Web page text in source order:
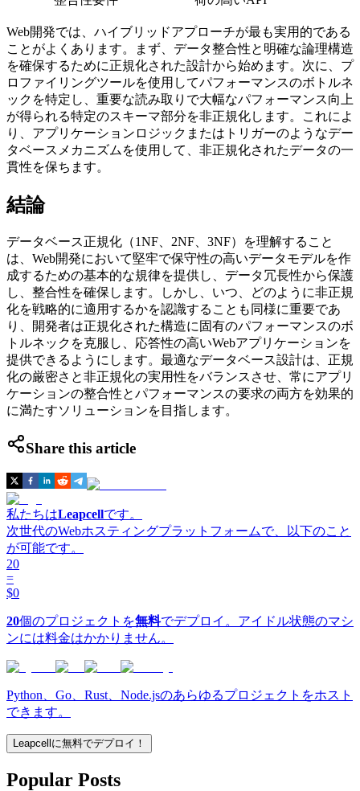
Web開発では、ハイブリッドアプローチが最も実用的である
ことがよくあります。まず、データ整合性と明確な論理構造
を確保するために正規化された設計から始めます。次に、プ
ロファイリングツールを使用してパフォーマンスのボトルネ
ックを特定し、重要な読み取りで大幅なパフォーマンス向上
が得られる特定のスキーマ部分を非正規化します。これによ
り、アプリケーションロジックまたはトリガーのようなデー
タベースメカニズムを使用して、非正規化されたデータの一
貫性を保ちます。
結論
データベース正規化（1NF、2NF、3NF）を理解すること
は、Web開発において堅牢で保守性の高いデータモデルを作
成するための基本的な規律を提供し、データ冗長性から保護
し、整合性を確保します。しかし、いつ、どのように非正規
化を戦略的に適用するかを認識することも同様に重要であ
り、開発者は正規化された構造に固有のパフォーマンスのボ
トルネックを克服し、応答性の高いWebアプリケーションを
提供できるようにします。最適なデータベース設計は、正規
化の厳密さと非正規化の実用性をバランスさせ、常にアプリ
ケーションの整合性とパフォーマンスの要求の両方を効果的
に満たすソリューションを目指します。
Share this article
私たちはLeapcellです。
次世代のWebホスティングプラットフォームで、以下のこと
が可能です。
20
=
$0
20個のプロジェクトを無料でデプロイ。アイドル状態のマシ
ンには料金はかかりません。
Python、Go、Rust、Node.jsのあらゆるプロジェクトをホスト
できます。
Leapcellに無料でデプロイ！
Popular Posts